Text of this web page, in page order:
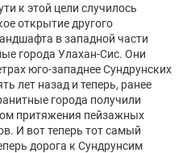
к этой цели случилось
открытие другого
в западной части
города Улахан-Сис. Они
юго-западнее Сундрунских
лет назад и теперь, ранее
города получили
притяжения пейзажных
И вот теперь тот самый
дорога к Сундрунсим